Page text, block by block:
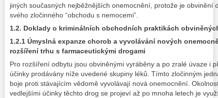
jiných současných nejběžnějších onemocnění, protože je obvinění
svého zločinného “obchodu s nemocemi”.
1.2. Doklady o kriminálních obchodních praktikách
1.2.1 Úmyslná expanze chorob a vyvolávání nových
rozšíření trhu s farmaceutickými drogami
Pro rozšíření odbytu jsou obviněnými vyráběny a po zralé úvaze i
účinky prodávány níže uvedené skupiny léků. Tímto zločinným
boje proti stávajícím vědomě vyvolávají nová onemocnění.
vedlejšími účinky těchto drog se projeví až po mnoha letech je